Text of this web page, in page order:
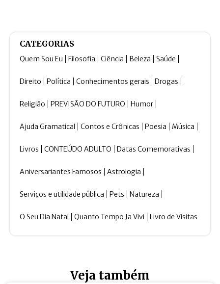
CATEGORIAS
Quem Sou Eu Filosofia Ciência Beleza Saúde
Direito Política Conhecimentos gerais Drogas
Religião PREVISÃO DO FUTURO Humor
Ajuda Gramatical Contos e Crônicas Poesia Música
Livros CONTEÚDO ADULTO Datas Comemorativas
Aniversariantes Famosos Astrologia
Serviços e utilidade pública Pets Natureza
O Seu Dia Natal Quanto Tempo Ja Vivi Livro de Visitas
Veja também